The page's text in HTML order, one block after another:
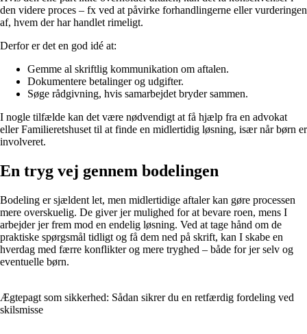
den videre proces – fx ved at påvirke forhandlingerne eller vurderingen
af, hvem der har handlet rimeligt.
Derfor er det en god idé at:
Gemme al skriftlig kommunikation om aftalen.
Dokumentere betalinger og udgifter.
Søge rådgivning, hvis samarbejdet bryder sammen.
I nogle tilfælde kan det være nødvendigt at få hjælp fra en advokat
eller Familieretshuset til at finde en midlertidig løsning, især når børn er
involveret.
En tryg vej gennem bodelingen
Bodeling er sjældent let, men midlertidige aftaler kan gøre processen
mere overskuelig. De giver jer mulighed for at bevare roen, mens I
arbejder jer frem mod en endelig løsning. Ved at tage hånd om de
praktiske spørgsmål tidligt og få dem ned på skrift, kan I skabe en
hverdag med færre konflikter og mere tryghed – både for jer selv og
eventuelle børn.
Ægtepagt som sikkerhed: Sådan sikrer du en retfærdig fordeling ved
skilsmisse